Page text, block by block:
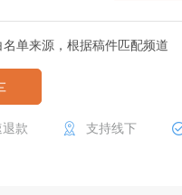
单来源，根据稿件匹配频道
款 支持线下